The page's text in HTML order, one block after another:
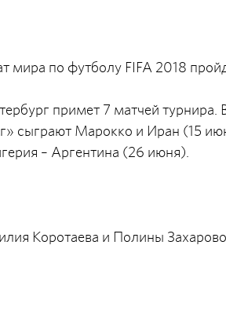
мира по футболу FIFA 2018
примет 7 матчей
сыграют Марокко и Иран (15
– Аргентина (26 июня).
Коротаева и Полины